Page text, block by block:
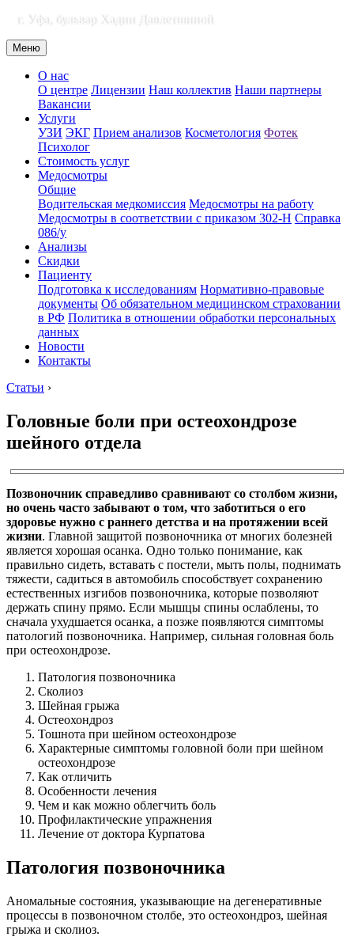
г. Уфа, бульвар Хадии Давлетшиной
Меню
О нас
О центре Лицензии Наш коллектив Наши партнеры
Вакансии
Услуги
УЗИ ЭКГ Прием анализов Косметология Фотек
Психолог
Стоимость услуг
Медосмотры
Общие
Водительская медкомиссия Медосмотры на работу
Медосмотры в соответствии с приказом 302-Н Справка
086/у
Анализы
Скидки
Пациенту
Подготовка к исследованиям Нормативно-правовые
документы Об обязательном медицинском страховании
в РФ Политика в отношении обработки персональных
данных
Новости
Контакты
Статьи ›
Головные боли при остеохондрозе
шейного отдела
Позвоночник справедливо сравнивают со столбом жизни,
но очень часто забывают о том, что заботиться о его
здоровье нужно с раннего детства и на протяжении всей
жизни. Главной защитой позвоночника от многих болезней
является хорошая осанка. Одно только понимание, как
правильно сидеть, вставать с постели, мыть полы, поднимать
тяжести, садиться в автомобиль способствует сохранению
естественных изгибов позвоночника, которые позволяют
держать спину прямо. Если мышцы спины ослаблены, то
сначала ухудшается осанка, а позже появляются симптомы
патологий позвоночника. Например, сильная головная боль
при остеохондрозе.
Патология позвоночника
Сколиоз
Шейная грыжа
Остеохондроз
Тошнота при шейном остеохондрозе
Характерные симптомы головной боли при шейном
остеохондрозе
Как отличить
Особенности лечения
Чем и как можно облегчить боль
Профилактические упражнения
Лечение от доктора Курпатова
Патология позвоночника
Аномальные состояния, указывающие на дегенеративные
процессы в позвоночном столбе, это остеохондроз, шейная
грыжа и сколиоз.